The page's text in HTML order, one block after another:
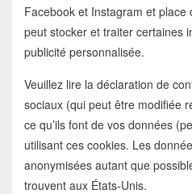
Facebook et Instagram et place
peut stocker et traiter certaines
publicité personnalisée.
Veuillez lire la déclaration de
sociaux (qui peut être modifiée
ce qu’ils font de vos données
utilisant ces cookies. Les
anonymisées autant que
trouvent aux États-Unis.